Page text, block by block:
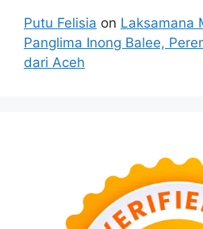
Putu Felisia on Laksamana
Panglima Inong Balee,
dari Aceh